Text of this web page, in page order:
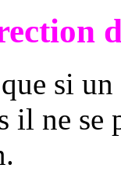
si
ne se